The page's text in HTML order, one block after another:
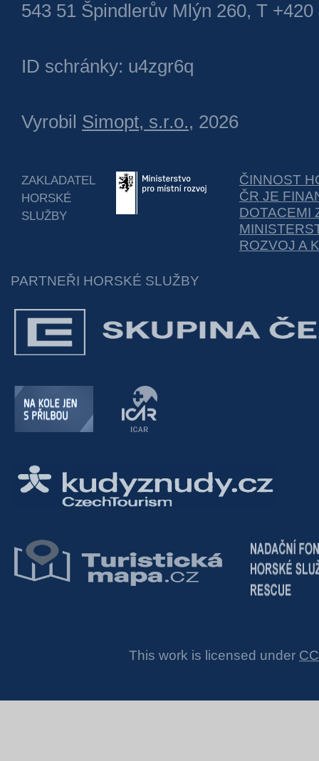
543 51 Špindlerův Mlýn 260, T +420
ID schránky: u4zgr6q
Vyrobil Simopt, s.r.o., 2026
ZAKLADATEL
HORSKÉ
SLUŽBY
ČINNOST
ČR JE
DOTACEMI
ROZVOJ A
PARTNEŘI HORSKÉ SLUŽBY
This work is licensed under